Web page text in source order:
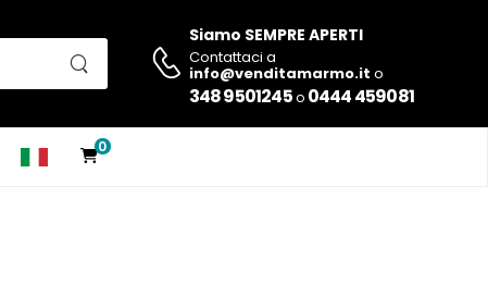
Siamo SEMPRE APERTI
Contattaci a
info@venditamarmo.it o
348 9501245o 0444 459081
0